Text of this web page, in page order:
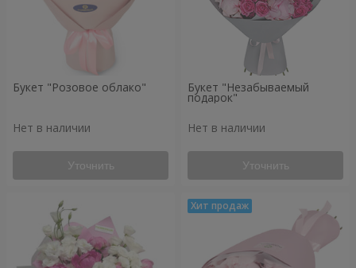
Букет "Розовое облако"
Нет в наличии
Уточнить
Букет "Незабываемый
подарок"
Нет в наличии
Уточнить